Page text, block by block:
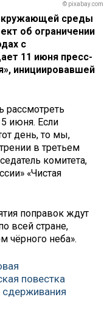
© pixabay.com
среды
об ограничении
с
11 июня пресс-
инициировавшей
рассмотреть
июня. Если
день, то мы,
в третьем
комитета,
«Чистая
поправок ждут
всей стране,
чёрного неба».
повестка
сдерживания